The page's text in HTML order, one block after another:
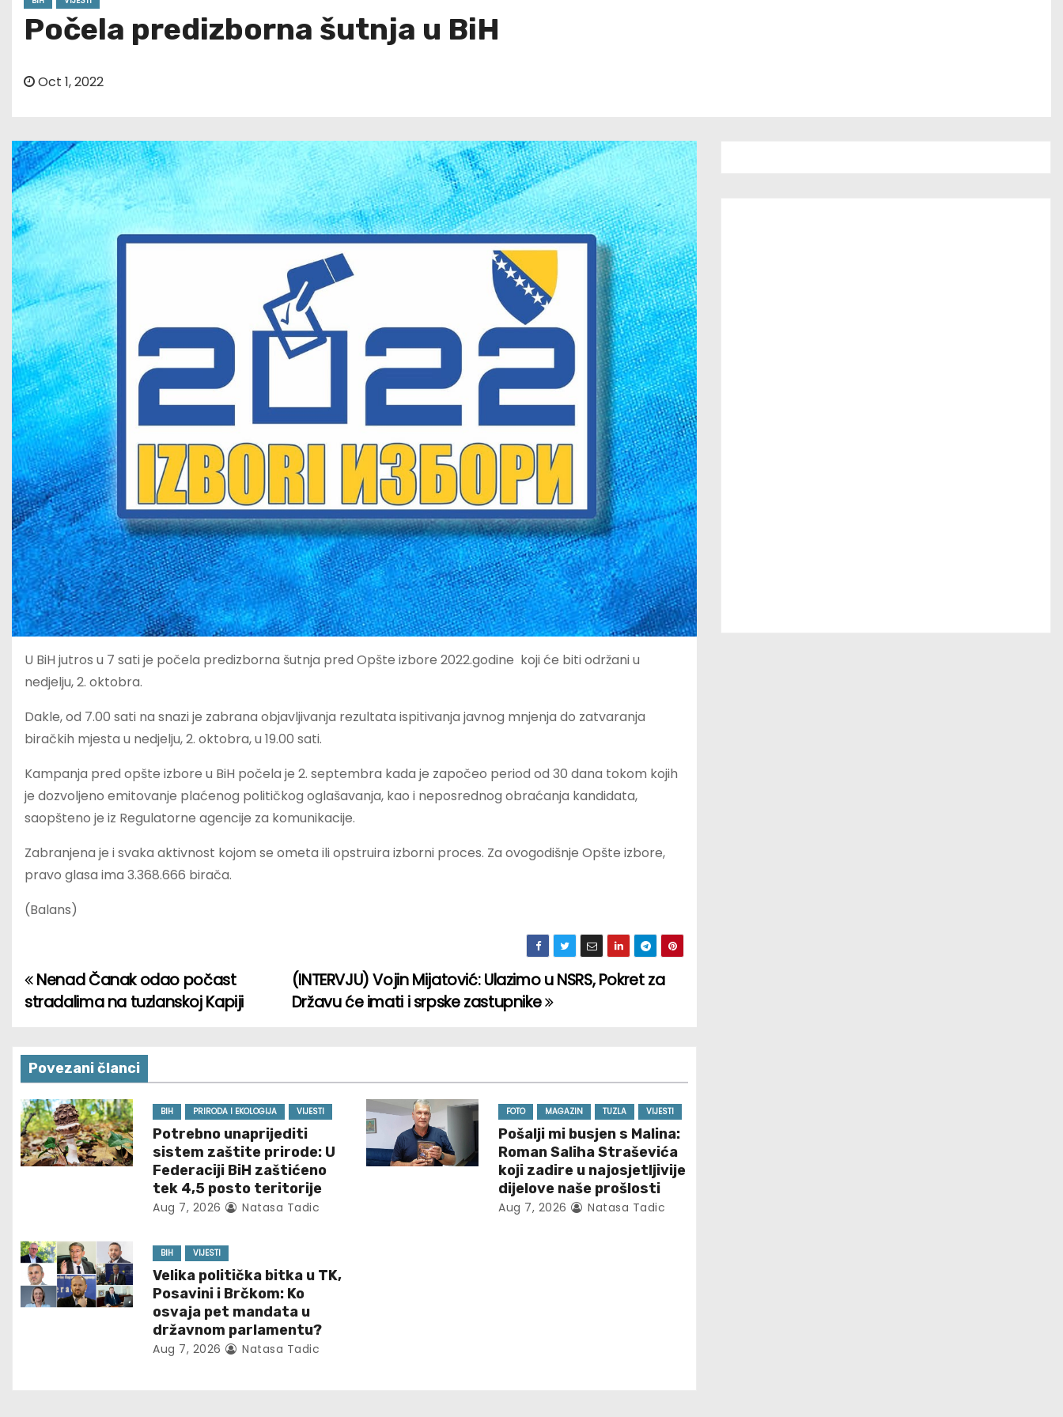
Počela predizborna šutnja u BiH
Oct 1, 2022
U BiH jutros u 7 sati je počela predizborna šutnja pred Opšte izbore 2022.godine koji će biti održani u
nedjelju, 2. oktobra.
Dakle, od 7.00 sati na snazi je zabrana objavljivanja rezultata ispitivanja javnog mnjenja do zatvaranja
biračkih mjesta u nedjelju, 2. oktobra, u 19.00 sati.
Kampanja pred opšte izbore u BiH počela je 2. septembra kada je započeo period od 30 dana tokom kojih
je dozvoljeno emitovanje plaćenog političkog oglašavanja, kao i neposrednog obraćanja kandidata,
saopšteno je iz Regulatorne agencije za komunikacije.
Zabranjena je i svaka aktivnost kojom se ometa ili opstruira izborni proces. Za ovogodišnje Opšte izbore,
pravo glasa ima 3.368.666 birača.
(Balans)
P
s
t
n
a
g
a
t
(INTERVJU) Vojin Mijatović: Ulazimo u NSRS, Pokret za
Državu će imati i srpske zastupnike
Nenad Čanak odao počast
stradalima na tuzlanskoj Kapiji
Povezani članci
BIH PRIRODA I EKOLOGIJA VIJESTI
Potrebno unaprijediti
sistem zaštite prirode: U
Federaciji BiH zaštićeno
tek 4,5 posto teritorije
Aug 7, 2026 Natasa Tadic
FOTO MAGAZIN TUZLA VIJESTI
Pošalji mi busjen s Malina:
Roman Saliha Straševića
koji zadire u najosjetljivije
dijelove naše prošlosti
Aug 7, 2026 Natasa Tadic
BIH VIJESTI
Velika politička bitka u TK,
Posavini i Brčkom: Ko
osvaja pet mandata u
državnom parlamentu?
Aug 7, 2026 Natasa Tadic